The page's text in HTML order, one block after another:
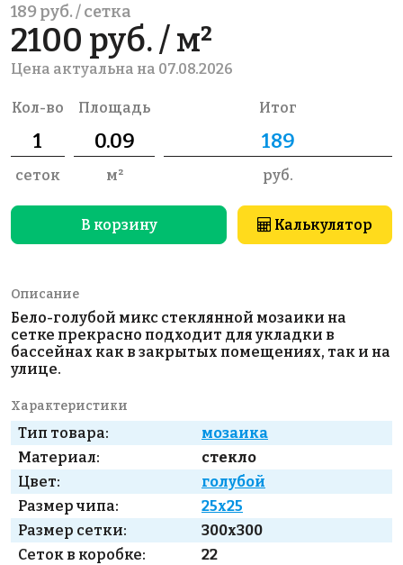
189 руб. / сетка
2100 руб. / м²
Цена актуальна на 07.08.2026
Кол-во
сеток
Площадь
м²
Итог
руб.
В корзину Калькулятор
Описание
Бело-голубой микс стеклянной мозаики на
сетке прекрасно подходит для укладки в
бассейнах как в закрытых помещениях, так и на
улице.
Характеристики
Тип товара:
мозаика
Материал:
стекло
Цвет:
голубой
Размер чипа:
25x25
Размер сетки:
300x300
Сеток в коробке:
22